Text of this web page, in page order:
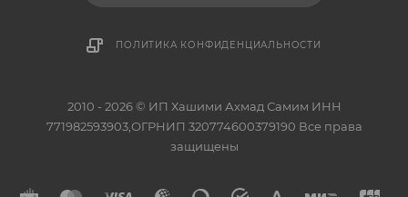
ПОЛИТИКА КОНФИДЕНЦИАЛЬНОСТИ
2010 - 2026 © ИП Хашими Ахмад Самим ИНН
771982593903,ОГРНИП 320774600379190 Все права
защищены